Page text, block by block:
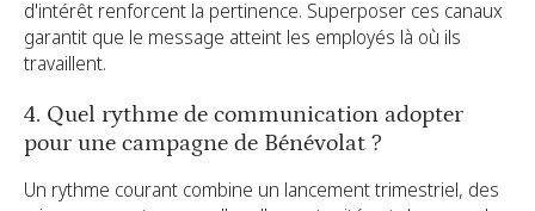
d'intérêt renforcent la pertinence. Superposer ces canaux
garantit que le message atteint les employés là où ils
travaillent.
4. Quel rythme de communication adopter
pour une campagne de Bénévolat ?
Un rythme courant combine un lancement trimestriel, des